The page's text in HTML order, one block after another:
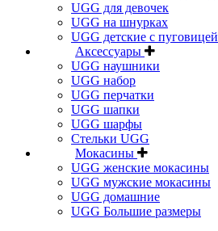
UGG для девочек
UGG на шнурках
UGG детские с пуговицей
Аксессуары
UGG наушники
UGG набор
UGG перчатки
UGG шапки
UGG шарфы
Стельки UGG
Мокасины
UGG женские мокасины
UGG мужские мокасины
UGG домашние
UGG Большие размеры